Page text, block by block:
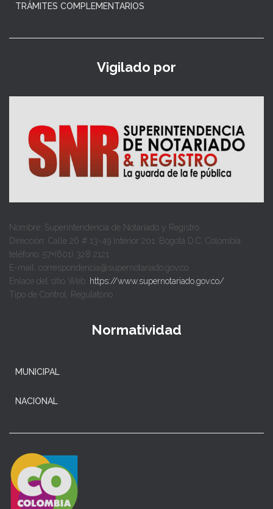
TRÁMITES COMPLEMENTARIOS
Vigilado por
Nombre: Superintendencia de Notariado y Registro
Dirección: Calle 26 # 13-49 Interior 201, Bogotá D.C. Colombia.
teléfono: 57+(601) 328 2121
E-mail: correspondencia@supernotariado.gov.co
Enlace del sitio Web: https://www.supernotariado.gov.co/
Tipo de Control: Regulatorio
Normatividad
MUNICIPAL
NACIONAL